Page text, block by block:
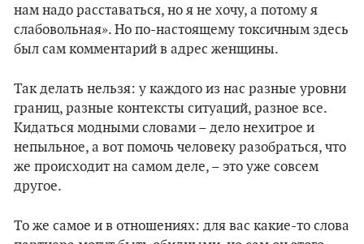
нам надо расставаться, но я не хочу, а потому я
слабовольная». Но по-настоящему токсичным здесь
был сам комментарий в адрес женщины.
Так делать нельзя: у каждого из нас разные уровни
границ, разные контексты ситуаций, разное все.
Кидаться модными словами – дело нехитрое и
непыльное, а вот помочь человеку разобраться, что
же происходит на самом деле, – это уже совсем
другое.
То же самое и в отношениях: для вас какие-то слова